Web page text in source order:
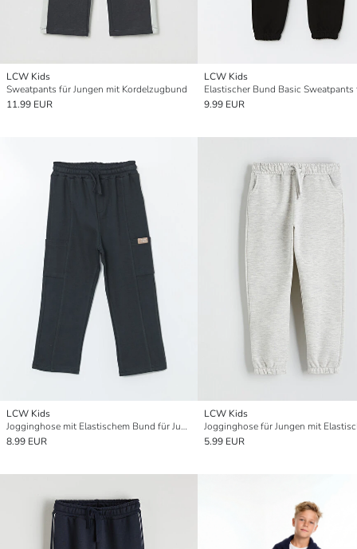
LCW Kids
Sweatpants für Jungen mit Kordelzugbund
11.99 EUR
LCW Kids
9.99 EUR
LCW Kids
Jogginghose mit Elastischem Bund für Jungen
8.99 EUR
LCW Kids
5.99 EUR